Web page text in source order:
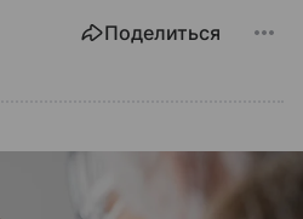
Поделиться